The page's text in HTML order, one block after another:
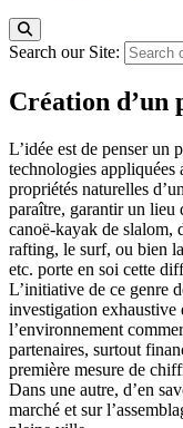
Search our Site:
Création d’un
L’idée est de penser un
technologies
propriétés naturelles
paraître, garantir un lieu
canoë-kayak de slalom,
rafting, le surf, ou bien
etc. porte en soi cette
L’initiative de ce genre
investigation exhaustive
l’environnement
partenaires, surtout
première mesure de
Dans une autre, d’en
marché et sur